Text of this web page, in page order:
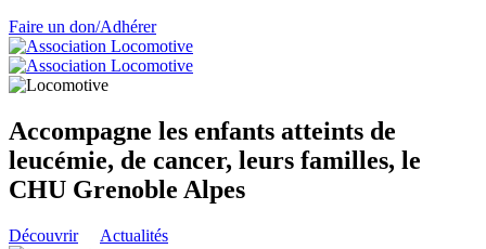
Faire un don/Adhérer
Accompagne les enfants atteints de
leucémie, de cancer, leurs familles, le
CHU Grenoble Alpes
Découvrir Actualités